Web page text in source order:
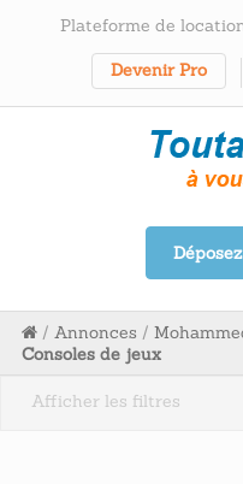
Plateforme de
Devenir Pro
/ Annonces /
Consoles de jeux
Afficher les filtres